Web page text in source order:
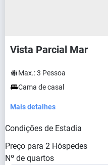
Vista Parcial Mar
Max.:3 Pessoa
Cama de casal
Mais detalhes
Condições de Estadia
Preço para 2 Hóspedes
Nº de quartos